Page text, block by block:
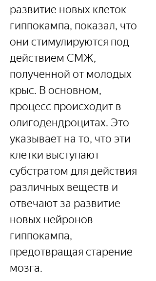
развитие новых клеток
гиппокампа, показал, что
они стимулируются под
действием СМЖ,
полученной от молодых
крыс. В основном,
процесс происходит в
олигодендроцитах. Это
указывает на то, что эти
клетки выступают
субстратом для действия
различных веществ и
отвечают за развитие
новых нейронов
гиппокампа,
предотвращая старение
мозга.